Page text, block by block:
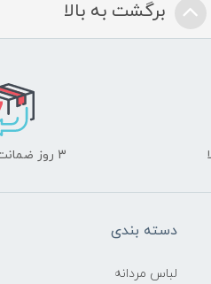
برگشت به بالا
3 روز ضمانت بازگشت
دسته بندی
لباس مردانه